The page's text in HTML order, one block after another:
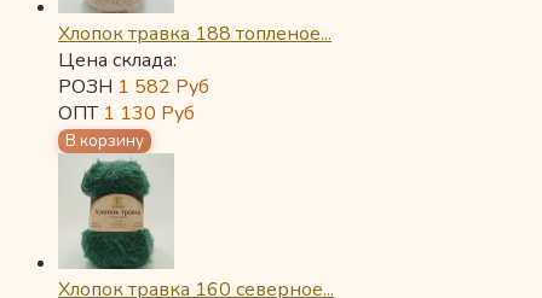
Хлопок травка 188 топленое...
Цена склада:
РОЗН 1 582 Руб
ОПТ 1 130 Руб
Хлопок травка 160 северное...